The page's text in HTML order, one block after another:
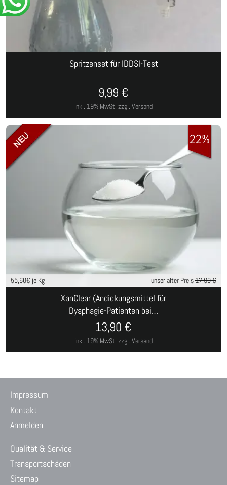
Spritzenset für IDDSI-Test
inkl. 19% MwSt. zzgl. Versand
9,99 €
55,60€ je Kg unser alter Preis17,90 €
XanClear (Andickungsmittel für
Dysphagie-Patienten bei…
inkl. 19% MwSt. zzgl. Versand
13,90 €
22%
Impressum
Kontakt
Anmelden
Qualität & Service
Transportschäden
Sitemap